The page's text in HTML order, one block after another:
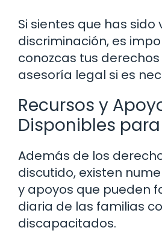
Si sientes que has
discriminación, es
conozcas tus
asesoría legal si es
Recursos y
Disponibles
Además de los
discutido, existen
y apoyos que pueden
diaria de las familias
discapacitados.